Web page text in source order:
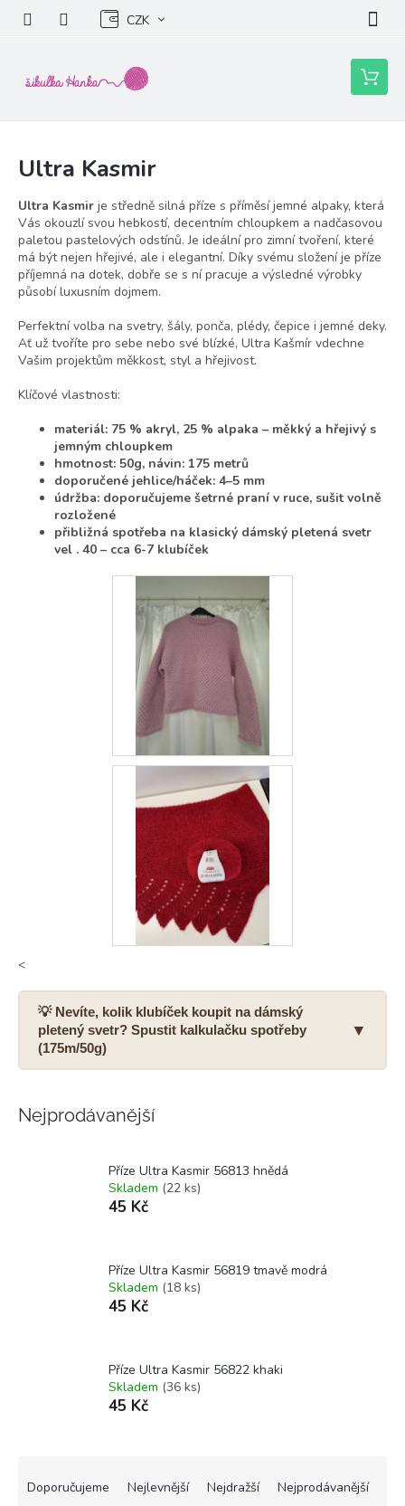
obsah
CZK
Nákupní
košík
Ultra Kasmir
Ultra Kasmir je středně silná příze s příměsí jemné alpaky, která
Vás okouzlí svou hebkostí, decentním chloupkem a nadčasovou
paletou pastelových odstínů. Je ideální pro zimní tvoření, které
má být nejen hřejivé, ale i elegantní. Díky svému složení je příze
příjemná na dotek, dobře se s ní pracuje a výsledné výrobky
působí luxusním dojmem.
Perfektní volba na svetry, šály, ponča, plédy, čepice i jemné deky.
Ať už tvoříte pro sebe nebo své blízké, Ultra Kašmír vdechne
Vašim projektům měkkost, styl a hřejivost.
Klíčové vlastnosti:
materiál: 75 % akryl, 25 % alpaka – měkký a hřejivý s
jemným chloupkem
hmotnost: 50g, návin: 175 metrů
doporučené jehlice/háček: 4–5 mm
údržba: doporučujeme šetrné praní v ruce, sušit volně
rozložené
přibližná spotřeba na klasický dámský pletená svetr
vel . 40 – cca 6-7 klubíček
<
💡 Nevíte, kolik klubíček koupit na dámský
pletený svetr? Spustit kalkulačku spotřeby
(175m/50g)
▼
Zvolte dámskou velikost svetru:
Přibližná spotřeba na klasický svetr:
(Orientační metráž: cca 1100 m)
Nejprodávanější
Příze Ultra Kasmir 56813 hnědá
Skladem (22 ks)
45 Kč
Příze Ultra Kasmir 56819 tmavě modrá
Skladem (18 ks)
45 Kč
Příze Ultra Kasmir 56822 khaki
Skladem (36 ks)
45 Kč
Doporučujeme Nejlevnější Nejdražší Nejprodávanější